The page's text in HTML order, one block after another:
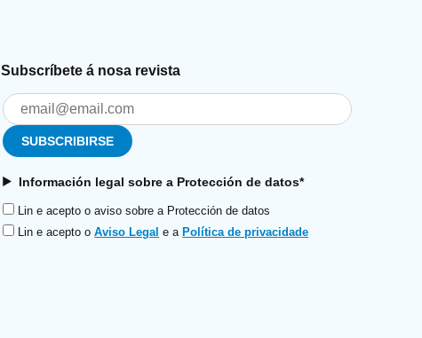
Subscríbete á nosa revista
Información legal sobre a Protección de datos*
Lin e acepto o aviso sobre a Protección de datos
Lin e acepto oAviso Legal e a Política de privacidade